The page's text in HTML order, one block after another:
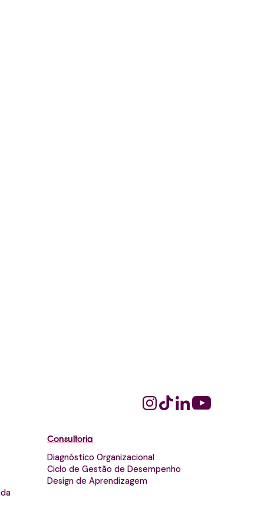
Consultoria
Diagnóstico Organizacional
Ciclo de Gestão de Desempenho
Design de Aprendizagem